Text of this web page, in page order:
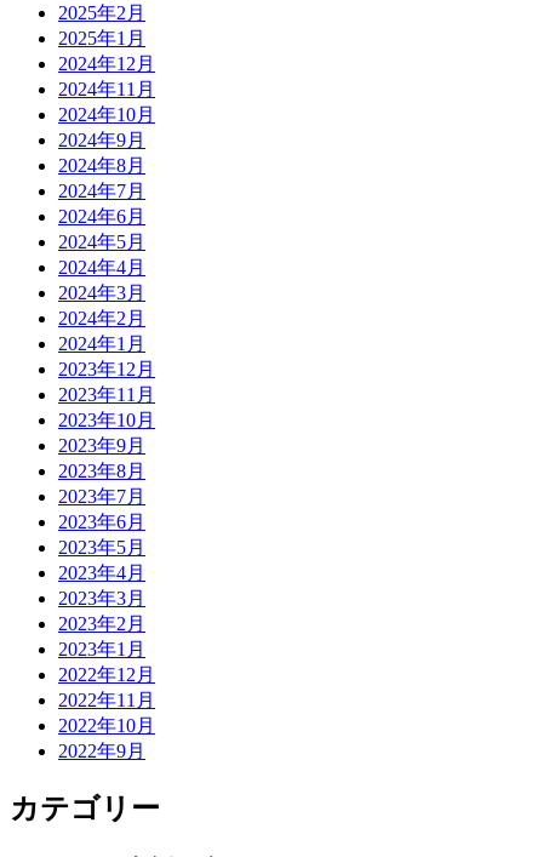
2025年2月
2025年1月
2024年12月
2024年11月
2024年10月
2024年9月
2024年8月
2024年7月
2024年6月
2024年5月
2024年4月
2024年3月
2024年2月
2024年1月
2023年12月
2023年11月
2023年10月
2023年9月
2023年8月
2023年7月
2023年6月
2023年5月
2023年4月
2023年3月
2023年2月
2023年1月
2022年12月
2022年11月
2022年10月
2022年9月
カテゴリー